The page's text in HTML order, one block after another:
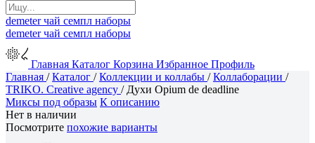
demeterчай семпл наборы
demeterчай семпл наборы
Главная Каталог Корзина Избранное Профиль
Главная /Каталог /Коллекции и коллабы /Коллаборации /
TRIKO. Creative agency / Духи Opium de deadline
Миксы под образы К описанию
Нет в наличии
Посмотрите похожие варианты